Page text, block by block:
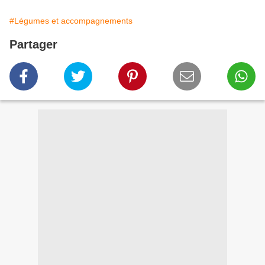
#Légumes et accompagnements
Partager